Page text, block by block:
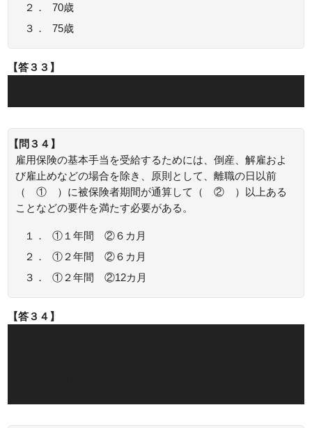
２．
70歳
３．
75歳
【答３３】
【問３４】
雇用保険の基本手当を受給するためには、倒産、解雇およ
び雇止めなどの場合を除き、原則として、離職の日以前
（ ① ）に被保険者期間が通算して（ ② ）以上ある
ことなどの要件を満たす必要がある。
１．
①１年間 ②６カ月
２．
①２年間 ②６カ月
３．
①２年間 ②12カ月
【答３４】